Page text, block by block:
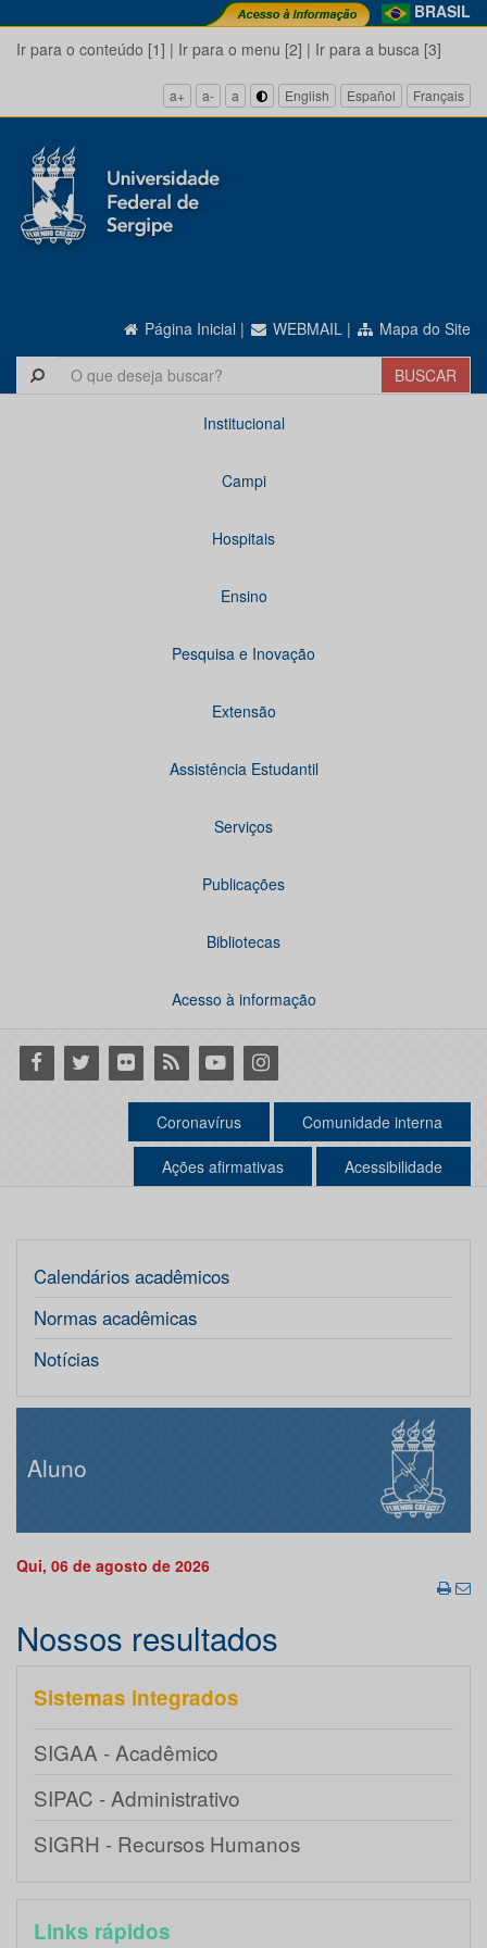
BRASIL
Ir para o conteúdo [1] | Ir para o menu [2] | Ir para a busca [3]
a+ a- a English Español Français
Página Inicial | WEBMAIL | Mapa do Site
Institucional
Campi
Hospitais
Ensino
Pesquisa e Inovação
Extensão
Assistência Estudantil
Serviços
Publicações
Bibliotecas
Acesso à informação
Facebook
Twitter Flickr RSS YoutubeInstagram
Coronavírus Comunidade interna
Ações afirmativas Acessibilidade
Calendários acadêmicos
Normas acadêmicas
Notícias
Aluno
Qui, 06 de agosto de 2026
Nossos resultados
Sistemas integrados
SIGAA - Acadêmico
SIPAC - Administrativo
SIGRH - Recursos Humanos
Links rápidos